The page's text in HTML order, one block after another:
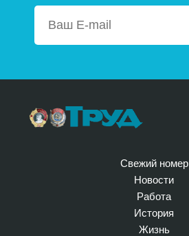
Свежий номер
Новости
Работа
История
Жизнь